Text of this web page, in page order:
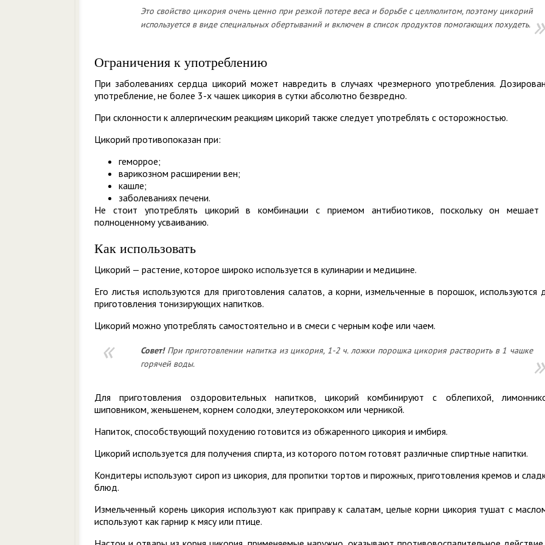
Это свойство цикория очень ценно при резкой потере веса и борьбе с целлюлитом, поэтому цикорий
используется в виде специальных обертываний и включен в список продуктов помогающих похудеть.
Ограничения к употреблению
При заболеваниях сердца цикорий может навредить в случаях чрезмерного употребления.
употребление, не более 3-х чашек цикория в сутки абсолютно безвредно.
При склонности к аллергическим реакциям цикорий также следует употреблять с осторожностью.
Цикорий противопоказан при:
геморрое;
варикозном расширении вен;
кашле;
заболеваниях печени.
Не стоит употреблять цикорий в комбинации с приемом антибиотиков, поскольку он мешает
полноценному усваиванию.
Как использовать
Цикорий — растение, которое широко используется в кулинарии и медицине.
Его листья используются для приготовления салатов, а корни, измельченные в порошок, используются
приготовления тонизирующих напитков.
Цикорий можно употреблять самостоятельно и в смеси с черным кофе или чаем.
Совет!При приготовлении напитка из цикория, 1-2 ч. ложки порошка цикория растворить в 1 чашке
горячей воды.
Для приготовления оздоровительных напитков, цикорий комбинируют с облепихой,
шиповником, женьшенем, корнем солодки, элеутерококком или черникой.
Напиток, способствующий похудению готовится из обжаренного цикория и имбиря.
Цикорий используется для получения спирта, из которого потом готовят различные спиртные напитки.
Кондитеры используют сироп из цикория, для пропитки тортов и пирожных, приготовления кремов и
блюд.
Измельченный корень цикория используют как приправу к салатам, целые корни цикория тушат с
используют как гарнир к мясу или птице.